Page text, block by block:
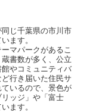
じ千葉県の市川市
ます。
マパークがあるこ
書数が多く、公立
やコミュニティバ
行き届いた住民サ
いるので、景色が
ッジ」や「富士
ます。